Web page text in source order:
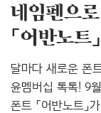
네임펜으
「어반노
달마다 새로운 폰
윤멤버십 톡톡! 9
폰트 「어반노트」